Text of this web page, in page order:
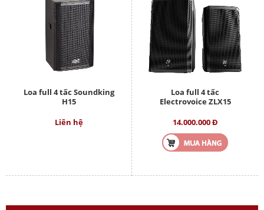
Loa full 4 tấc Soundking
H15
Liên hệ
Loa full 4 tấc
Electrovoice ZLX15
14.000.000 Đ